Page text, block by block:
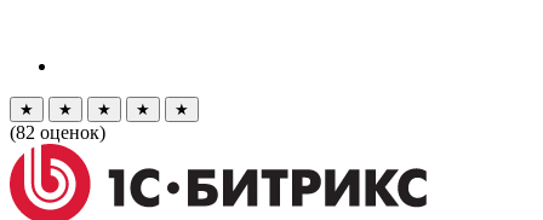
★ ★ ★ ★ ★
(82 оценок)